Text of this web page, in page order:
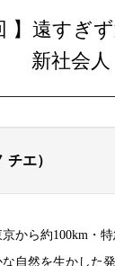
】遠すぎ
新社会人
エ）
から約100km・特
自然を生かした